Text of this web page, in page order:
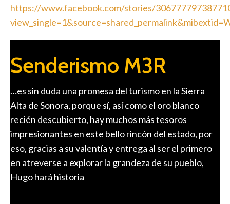
https://www.facebook.com/stories/
Senderismo M3R
…es sin duda una promesa del turismo en la Sierra
Alta de Sonora, porque sí, así como el oro blanco
recién descubierto, hay muchos más tesoros
impresionantes en este bello rincón del estado, por
eso, gracias a su valentía y entrega al ser el primero
en atreverse a explorar la grandeza de su pueblo,
Hugo hará historia